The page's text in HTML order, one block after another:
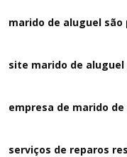
marido de aluguel são
site marido de aluguel
empresa de marido
serviços de reparos